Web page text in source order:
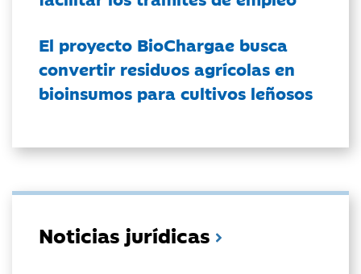
El proyecto BioChargae busca
convertir residuos agrícolas en
bioinsumos para cultivos leñosos
Noticias jurídicas